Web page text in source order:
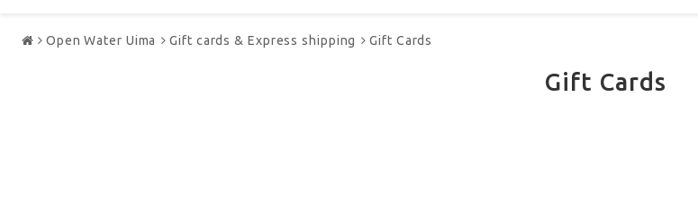
Open Water Uima Gift cards & Express shipping Gift Cards
Gift Cards